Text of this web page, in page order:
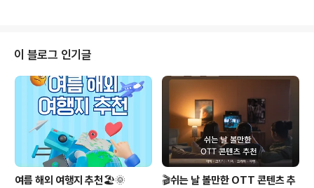
은 더 스마트하게! 🧠 상담사들은 더 필요한곳에만! 😎 이
모든것을 한꺼번에! 이렇게 다채로운 카카오 i 커넥트 톡!
지금부터 함께 알아보러 가실까요?😎😎 What is Kakao
i connect talk? 자연스럽고 스마트한 대화가 가능한 GP
T기반 AI챗봇으로 금융, 유통,..
이 블로그 인기글
여름 해외 여행지 추천🏖️🌞
🎬쉬는 날 볼만한 OTT 콘텐츠 추